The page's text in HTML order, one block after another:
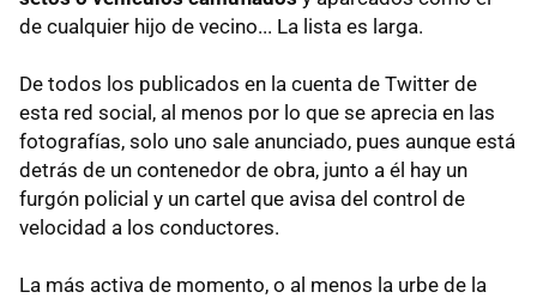
de cualquier hijo de vecino... La lista es larga.
De todos los publicados en la cuenta de Twitter de
esta red social, al menos por lo que se aprecia en las
fotografías, solo uno sale anunciado, pues aunque está
detrás de un contenedor de obra, junto a él hay un
furgón policial y un cartel que avisa del control de
velocidad a los conductores.
La más activa de momento, o al menos la urbe de la